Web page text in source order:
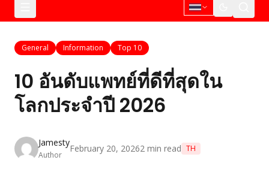
General Information Top 10
10 อันดับแพทย์ที่ดีที่สุดใน
โลกประจำปี 2026
Jamesty
Author
February 20, 20262 min read TH